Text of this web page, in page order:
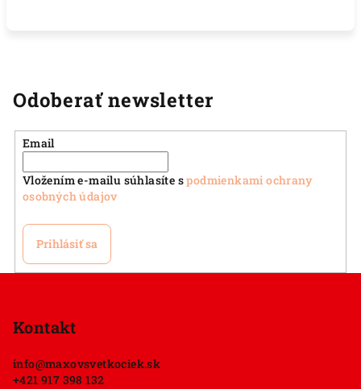
Odoberať newsletter
Email
Vložením e-mailu súhlasíte spodmienkami ochrany
osobných údajov
Prihlásiť sa
Kontakt
info@maxovsvetkociek.sk
+421 917 398 132